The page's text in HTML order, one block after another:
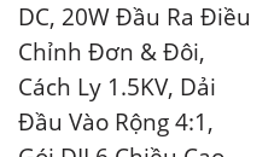
DC, 20W Đầu Ra Điều
Chỉnh Đơn & Đôi,
Cách Ly 1.5KV, Dải
Đầu Vào Rộng 4:1,